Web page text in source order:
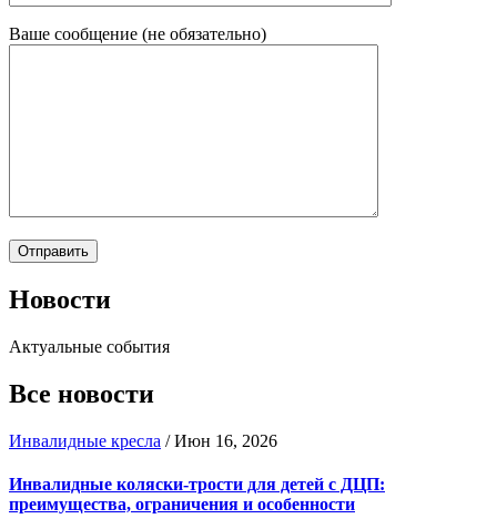
Ваше сообщение (не обязательно)
Новости
Актуальные события
Все новости
Инвалидные кресла /Июн 16, 2026
Инвалидные коляски-трости для детей с ДЦП:
преимущества, ограничения и особенности